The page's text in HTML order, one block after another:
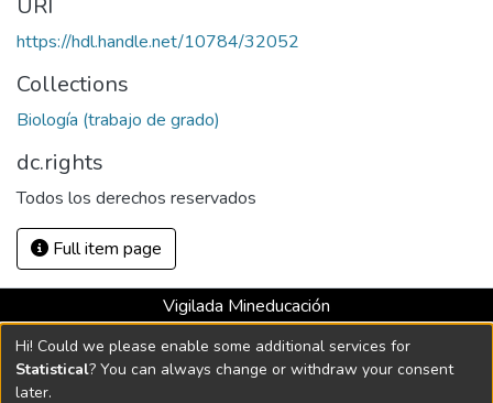
URI
https://hdl.handle.net/10784/32052
Collections
Biología (trabajo de grado)
dc.rights
Todos los derechos reservados
Full item page
Vigilada Mineducación
Universidad con Acreditación Institucional hasta 2026 -
Resolución MEN 2158 de 2018
Hi! Could we please enable some additional services for
Statistical? You can always change or withdraw your consent
later.